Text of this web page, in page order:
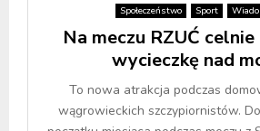
Społeczeństwo Sport
Na meczu RZUĆ celnie
wycieczkę nad
To nowa atrakcja podczas
wągrowieckich szczypiornistów.